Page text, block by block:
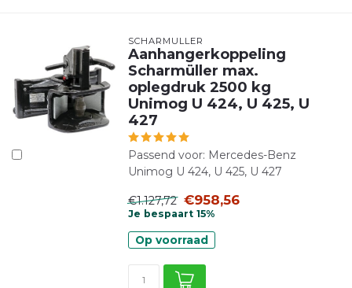
SCHARMÜLLER
Aanhangerkoppeling
Scharmüller max.
oplegdruk 2500 kg
Unimog U 424, U 425, U
427
Passend voor: Mercedes-Benz
Unimog U 424, U 425, U 427
€1.127,72 €958,56
Je bespaart 15%
Op voorraad